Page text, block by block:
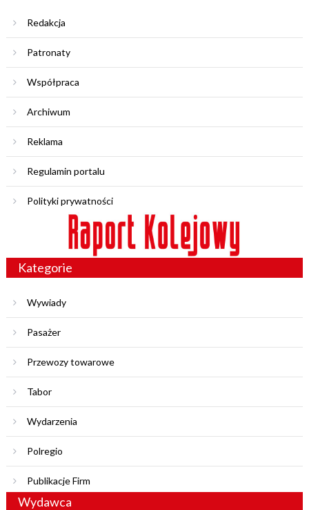
Redakcja
Patronaty
Współpraca
Archiwum
Reklama
Regulamin portalu
Polityki prywatności
Kategorie
Wywiady
Pasażer
Przewozy towarowe
Tabor
Wydarzenia
Polregio
Publikacje Firm
Wydawca